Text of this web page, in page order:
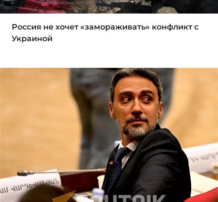
Россия не хочет «замораживать» конфликт с
Украиной